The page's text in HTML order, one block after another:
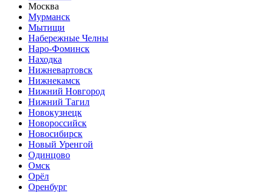
Москва
Мурманск
Мытищи
Набережные Челны
Наро-Фоминск
Находка
Нижневартовск
Нижнекамск
Нижний Новгород
Нижний Тагил
Новокузнецк
Новороссийск
Новосибирск
Новый Уренгой
Одинцово
Омск
Орёл
Оренбург